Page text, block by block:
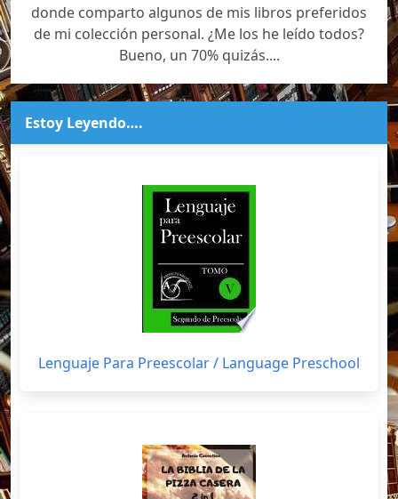
donde comparto algunos de mis libros preferidos
de mi colección personal. ¿Me los he leído todos?
Bueno, un 70% quizás....
Estoy Leyendo….
Lenguaje Para Preescolar / Language Preschool